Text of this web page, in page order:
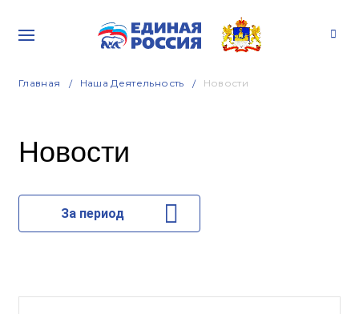
Главная Наша Деятельность Новости
Новости
За период